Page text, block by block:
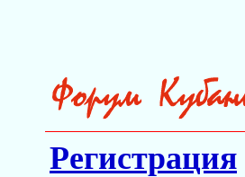
Регистрация